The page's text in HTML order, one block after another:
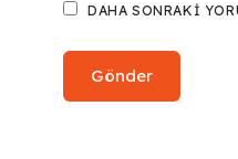
DAHA SONRAKI